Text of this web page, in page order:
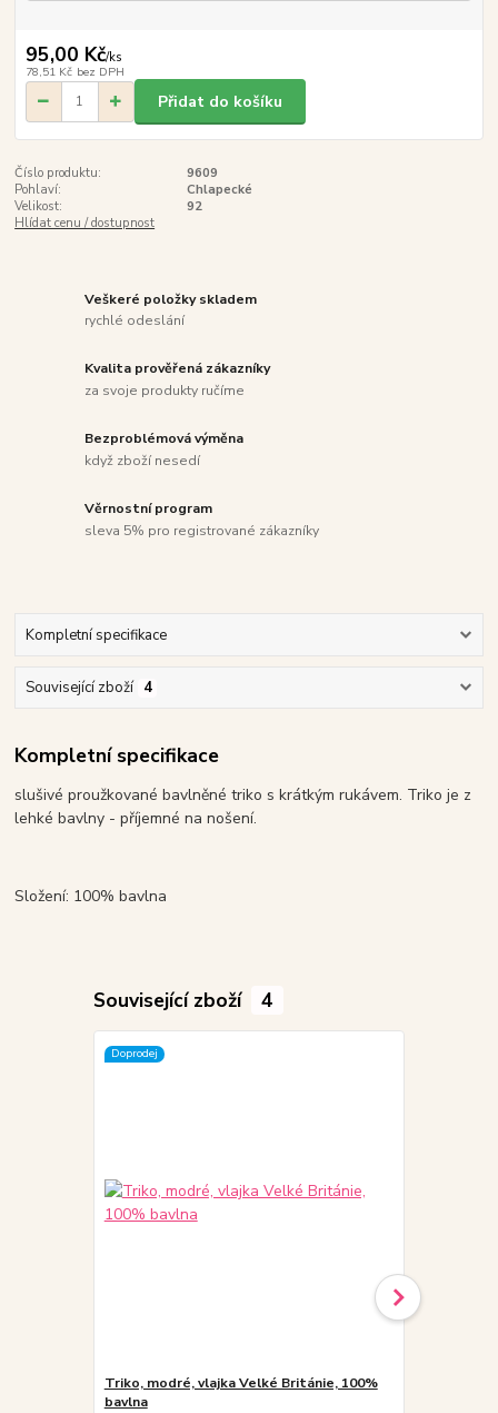
95,00 Kč/ks
78,51 Kč bez DPH
Přidat do košíku
Číslo produktu:
9609
Pohlaví:
Chlapecké
Velikost:
92
Hlídat cenu / dostupnost
Veškeré položky skladem
rychlé odeslání
Kvalita prověřená zákazníky
za svoje produkty ručíme
Bezproblémová výměna
když zboží nesedí
Věrnostní program
sleva 5% pro registrované zákazníky
Kompletní specifikace
Související zboží 4
Kompletní specifikace
slušivé proužkované bavlněné triko s krátkým rukávem. Triko je z
lehké bavlny - příjemné na nošení.
Složení: 100% bavlna
Související zboží 4
Doprodej
Triko, modré, vlajka Velké Británie, 100%
bavlna